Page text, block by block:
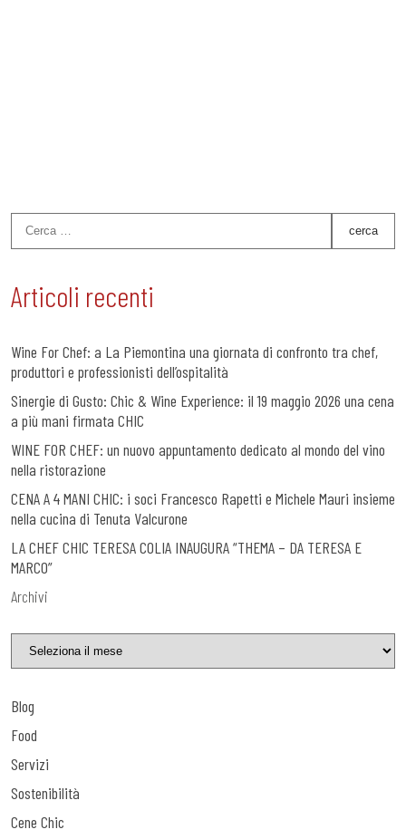
Articoli recenti
Wine For Chef: a La Piemontina una giornata di confronto tra chef,
produttori e professionisti dell’ospitalità
Sinergie di Gusto: Chic & Wine Experience: il 19 maggio 2026 una cena
a più mani firmata CHIC
WINE FOR CHEF: un nuovo appuntamento dedicato al mondo del vino
nella ristorazione
CENA A 4 MANI CHIC: i soci Francesco Rapetti e Michele Mauri insieme
nella cucina di Tenuta Valcurone
LA CHEF CHIC TERESA COLIA INAUGURA “THEMA – DA TERESA E
MARCO”
Archivi
Blog
Food
Servizi
Sostenibilità
Cene Chic